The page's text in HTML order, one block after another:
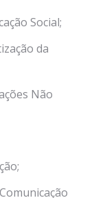
Social;
da
Não